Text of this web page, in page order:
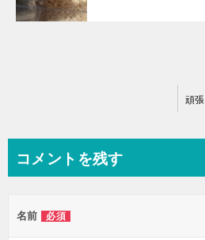
ビ
ー
コメントを残す
名前 必須